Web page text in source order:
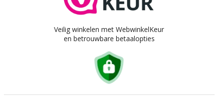
Veilig winkelen met WebwinkelKeur
en betrouwbare betaalopties